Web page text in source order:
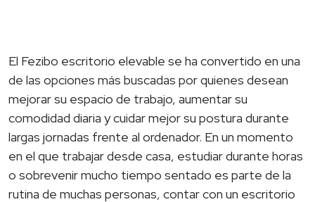
El Fezibo escritorio elevable se ha convertido en una
de las opciones más buscadas por quienes desean
mejorar su espacio de trabajo, aumentar su
comodidad diaria y cuidar mejor su postura durante
largas jornadas frente al ordenador. En un momento
en el que trabajar desde casa, estudiar durante horas
o sobrevenir mucho tiempo sentado es parte de la
rutina de muchas personas, contar con un escritorio